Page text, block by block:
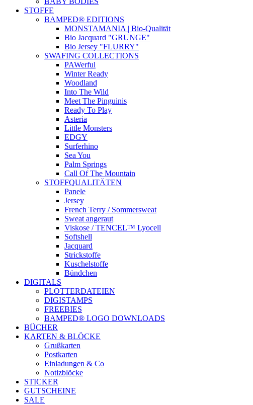
Instagram
STOFFE
BAMPED® EDITIONS
MONSTAMANIA | Bio-Qualität
Bio Jacquard "GRUNGE"
Bio Jersey "FLURRY"
SWAFING COLLECTIONS
PAWerful
Winter Ready
Woodland
Into The Wild
Meet The Pinguinis
Ready To Play
Asteria
Little Monsters
EDGY
Surferhino
Sea You
Palm Springs
Call Of The Mountain
STOFFQUALITÄTEN
Panele
Jersey
French Terry / Sommersweat
Sweat angeraut
Viskose / TENCEL™ Lyocell
Softshell
Jacquard
Strickstoffe
Kuschelstoffe
Bündchen
DIGITALS
PLOTTERDATEIEN
DIGISTAMPS
FREEBIES
BAMPED® LOGO DOWNLOADS
BÜCHER
KARTEN & BLÖCKE
Grußkarten
Postkarten
Einladungen & Co
Notizblöcke
STICKER
GUTSCHEINE
SALE